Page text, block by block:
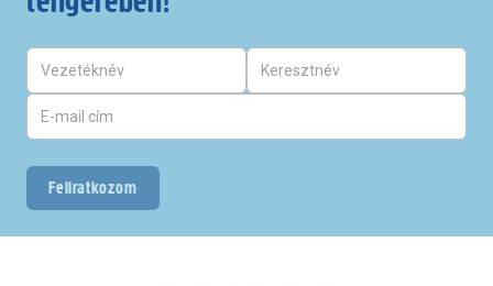
Feliratkozom